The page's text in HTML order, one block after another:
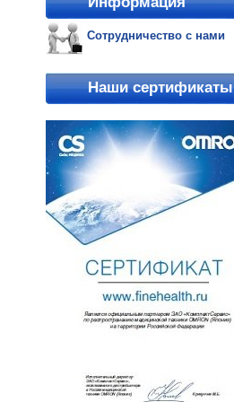
Сотрудничество с нами
Наши сертификаты